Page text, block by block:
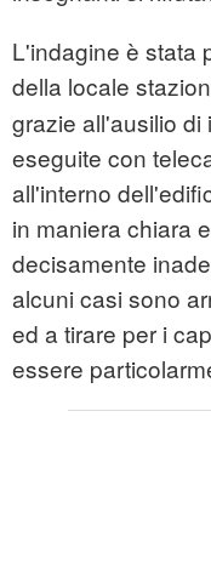
L'indagine è stata
della locale
grazie all'ausilio di
eseguite con
all'interno
in maniera chiara
decisamente
alcuni casi sono
ed a tirare per i
essere